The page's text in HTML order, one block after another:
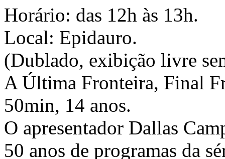
Horário: das 12h às 13h.
Local: Epidauro.
(Dublado, exibição livre
A Última Fronteira, Final
50min, 14 anos.
O apresentador Dallas
50 anos de programas da